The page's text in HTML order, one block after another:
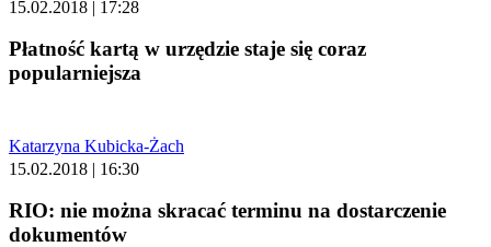
15.02.2018 | 17:28
Płatność kartą w urzędzie staje się coraz
popularniejsza
Katarzyna Kubicka-Żach
15.02.2018 | 16:30
RIO: nie można skracać terminu na dostarczenie
dokumentów